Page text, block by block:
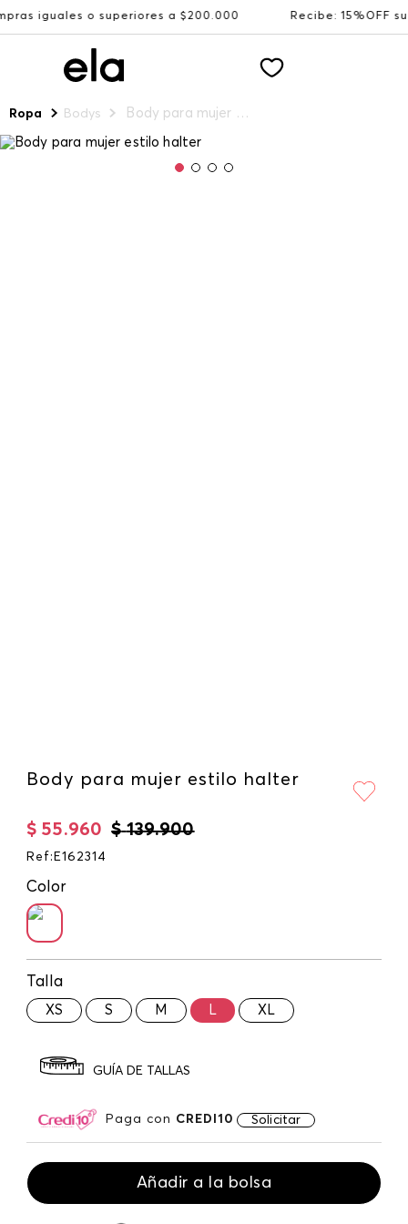
o superiores a $200.000 Recibe: 15%OFF suscribiéndote
Ropa Bodys Body para mujer estilo halter
Body para mujer estilo halter
$ 139.900
$ 55.960
Ref : E162314
Color
Talla
XS S M L XL
GUÍA DE TALLAS
Paga con CREDI10 Solicitar
Añadir a la bolsa